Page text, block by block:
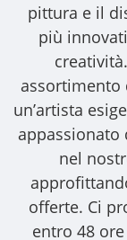
pittura e il
più
assortimento
un’artista
appassionato
nel
offerte. Ci
entro 48